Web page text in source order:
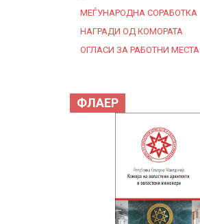
МЕЃУНАРОДНА СОРАБОТКА
НАГРАДИ ОД КОМОРАТА
ОГЛАСИ ЗА РАБОТНИ МЕСТА
ФЛАЕР